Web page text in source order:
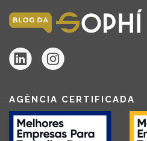
AGÊNCIA CERTIFICADA